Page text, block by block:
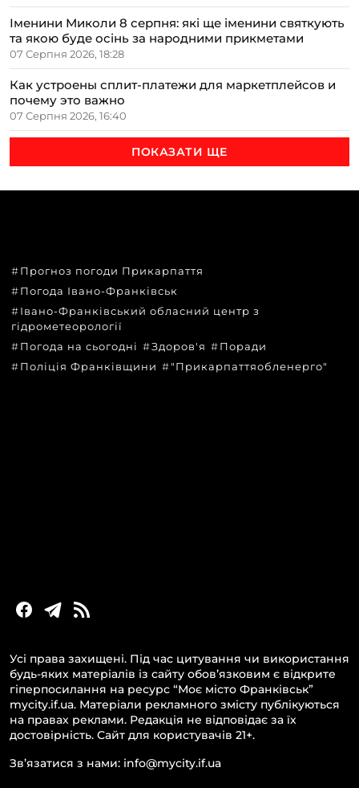
Іменини Миколи 8 серпня: які ще іменини святкують
та якою буде осінь за народними прикметами
07 Серпня 2026, 18:28
Как устроены сплит-платежи для маркетплейсов и
почему это важно
07 Серпня 2026, 16:40
ПОКАЗАТИ ЩЕ
Прогноз погоди Прикарпаття
Погода Івано-Франківськ
Івано-Франківський обласний центр з
гідрометеорології
Погода на сьогодні
Здоров'я
Поради
Поліція Франківщини
"Прикарпаттяобленерго"
Усі права захищені. Під час цитування чи використання
будь-яких матеріалів із сайту обов’язковим є відкрите
гіперпосилання на ресурс “Моє місто Франківськ”
mycity.if.ua. Матеріали рекламного змісту публікуються
на правах реклами. Редакція не відповідає за їх
достовірність. Сайт для користувачів 21+.
Зв’язатися з нами: info@mycity.if.ua